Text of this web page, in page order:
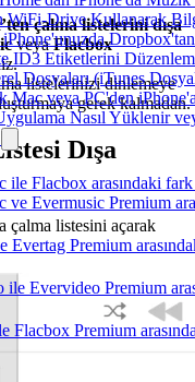
WiFi-Drive Kullanarak
iPhone'unuzda
ID3 Etiketlerini
Dosyaları (iTunes
Mac veya PC'den
Nasıl Yüklenir
ile Flacbox arasındaki
ve Evermusic Premium
Evertag Premium
ile Evervideo Premium
Flacbox Premium
çalma listelerini dışa
veyaFlacbox
listelerinizi dinlemeye
gerek kalmadan.
Dışa
çalma listesini açarak